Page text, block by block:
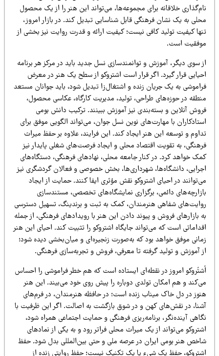
خلاقانه برای مجموعه‌ها، می‌تواند این هنر را از یک محصول
به یک نشان فرهنگی قابل شناسایی تبدیل کند. در بازار امروز،
کیفیت تولید کافی نیست؛ کیفیت ارائه و قدرت روایت نیز بخشی از
است.
سوی دیگر، آموزش و توانمندسازی نسل جدید باید در مرکز هر برنامه
قرار گیرد. اگر قرار است اشتروکو از سطح یک هنر در معرض
به یک جریان زنده و اشتغال‌زا تبدیل شود، باید جوانان مستعد
در حوزه‌های طراحی، تولید، مدیریت کارگاه، عکاسی محصول،
آنلاین و بسته‌بندی نیز آموزش ببینند. ترکیب دانش بومی
با مهارت‌های نوین نسل جوان، می‌تواند الگویی موفق برای
و توسعه این هنر ایجاد کند. این فرایند، علاوه بر حفظ میراث
به تقویت اقتصاد محلی و ایجاد فرصت‌های شغلی پایدار نیز
خواهد کرد. در کنار جامعه محلی، نهادهای فرهنگی، دستگاه‌های
دانشگاه‌ها، شهرداری‌ها، بخش خصوصی و فعالان گردشگری نیز
در احیای اشتروکو نقش مؤثری ایفا کنند. حمایت از ایجاد
دائمی، برگزاری نمایشگاه‌های تخصصی، مستندسازی
شفاهی هنرمندان، کمک به ثبت و برندینگ، تسهیل دسترسی
بازارهای فروش و پیوند دادن این هنر با رویدادهای فرهنگی، از جمله
است که می‌تواند جایگاه اشتروکو را تثبیت کند. احیای این هنر
موفق خواهد بود که به‌صورت زنجیره‌ای و میان‌بخشی دیده شود؛
آموزش و تولید گرفته تا معرفی، فروش و تجربه‌سازی فرهنگی.
امروز در نقطه‌ای ایستاده است که هم خطر فراموشی را احساس
و هم امکان تولدی دوباره را پیش روی خود می‌بیند. این هنر
در دل خاک میناب زنده است؛ در حافظه هنرمندان، در فرم‌های
در نقش‌های کهن و در شوق بازگشت به اصالت. اگر این ظرفیت با
آینده‌نگر، برنامه‌ریزی فرهنگی و حمایت اجتماعی همراه شود،
می‌تواند از یک میراث محلی فراتر رود و به یکی از نمادهای
هنر بومی ایران در عرصه ملی و حتی بین‌المللی بدل شود. حفظ
حفظ یک شیء یا یک تکنیک نیست؛ حفظ روایتی زنده از